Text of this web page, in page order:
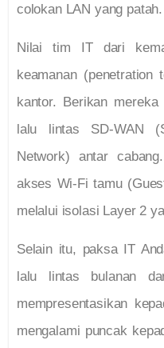
colokan LAN yang patah.
Nilai tim IT dari
keamanan (penetration
kantor. Berikan
lalu lintas SD-WAN
Network) antar
akses Wi-Fi tamu
melalui isolasi Layer 2
Selain itu, paksa IT
lalu lintas bulanan
mempresentasikan
mengalami puncak